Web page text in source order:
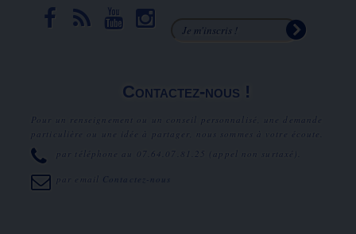
Contactez-nous !
Pour un renseignement ou un conseil personnalisé, une demande
particulière ou une idée à partager, nous sommes à votre écoute.
par téléphone au
07.64.07.81.25 (appel non surtaxé).
par email Contactez-nous